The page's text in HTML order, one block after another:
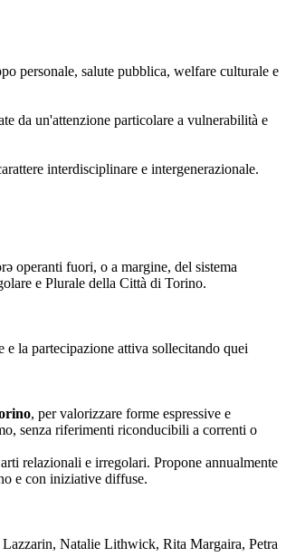
personale, salute pubblica, welfare culturale e
da un'attenzione particolare a vulnerabilità e
interdisciplinare e intergenerazionale.
operanti fuori, o a margine, del sistema
e Plurale della Città di Torino.
la partecipazione attiva sollecitando quei
, per valorizzare forme espressive e
senza riferimenti riconducibili a correnti o
relazionali e irregolari. Propone annualmente
e con iniziative diffuse.
Natalie Lithwick, Rita Margaira, Petra